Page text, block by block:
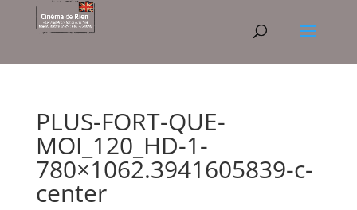
PLUS-FORT-QUE-
MOI_120_HD-1-
780×1062.3941605839-c-
center